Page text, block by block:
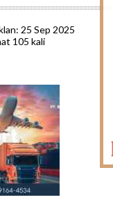
25 Sep 2025
105 kali